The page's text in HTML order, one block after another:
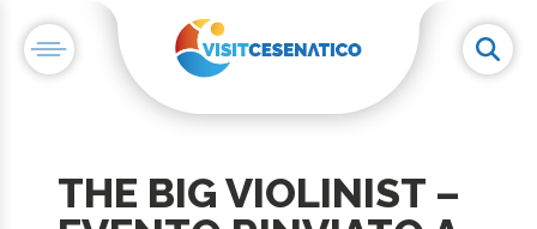
THE BIG VIOLINIST –